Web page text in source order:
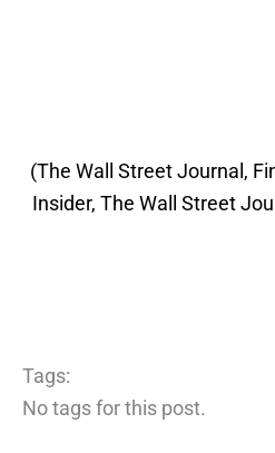
(The Wall Street Journal,
Insider, The Wall Street
Tags:
No tags for this post.